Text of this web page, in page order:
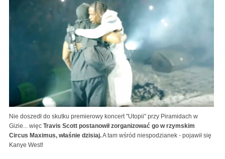
Nie doszedł do skutku premierowy koncert "Utopii" przy Piramidach w
Gizie... więc Travis Scott postanowił zorganizować go w rzymskim
Circus Maximus, właśnie dzisiaj.A tam wśród niespodzianek - pojawił się
Kanye West!